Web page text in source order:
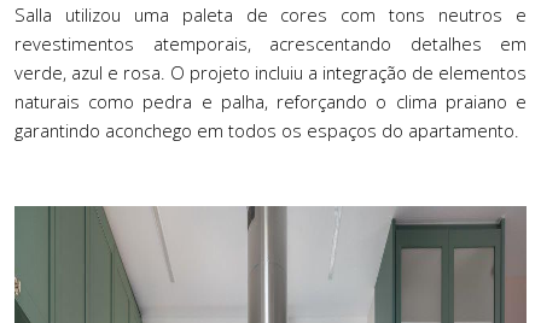
Salla utilizou uma paleta de cores com tons neutros e
revestimentos atemporais, acrescentando detalhes em
verde, azul e rosa. O projeto incluiu a integração de elementos
naturais como pedra e palha, reforçando o clima praiano e
garantindo aconchego em todos os espaços do apartamento.